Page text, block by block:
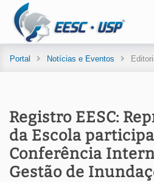
Portal Notícias e Eventos
Registro EESC:
da Escola
Conferência
Gestão de